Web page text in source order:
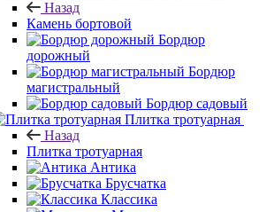
Назад
Камень бортовой
Бордюр
дорожный
Бордюр
магистральный
Бордюр садовый
Плитка тротуарная
Назад
Плитка тротуарная
Антика
Брусчатка
Классика